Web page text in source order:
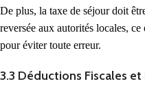
De plus, la taxe de séjour doit
reversée aux autorités locales,
pour éviter toute erreur.
3.3 Déductions Fiscales